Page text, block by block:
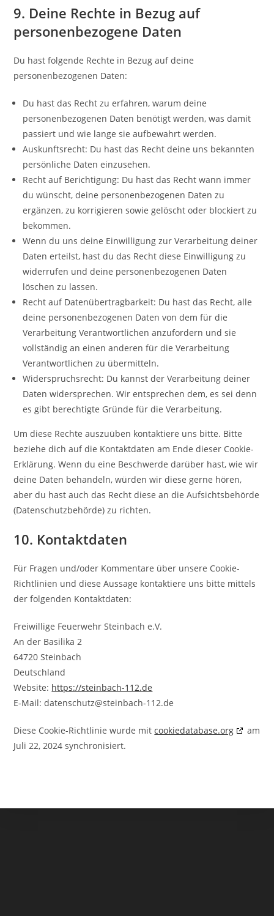
9. Deine Rechte in Bezug auf
personenbezogene Daten
Du hast folgende Rechte in Bezug auf deine
personenbezogenen Daten:
Du hast das Recht zu erfahren, warum deine
personenbezogenen Daten benötigt werden, was damit
passiert und wie lange sie aufbewahrt werden.
Auskunftsrecht: Du hast das Recht deine uns bekannten
persönliche Daten einzusehen.
Recht auf Berichtigung: Du hast das Recht wann immer
du wünscht, deine personenbezogenen Daten zu
ergänzen, zu korrigieren sowie gelöscht oder blockiert zu
bekommen.
Wenn du uns deine Einwilligung zur Verarbeitung deiner
Daten erteilst, hast du das Recht diese Einwilligung zu
widerrufen und deine personenbezogenen Daten
löschen zu lassen.
Recht auf Datenübertragbarkeit: Du hast das Recht, alle
deine personenbezogenen Daten von dem für die
Verarbeitung Verantwortlichen anzufordern und sie
vollständig an einen anderen für die Verarbeitung
Verantwortlichen zu übermitteln.
Widerspruchsrecht: Du kannst der Verarbeitung deiner
Daten widersprechen. Wir entsprechen dem, es sei denn
es gibt berechtigte Gründe für die Verarbeitung.
Um diese Rechte auszuüben kontaktiere uns bitte. Bitte
beziehe dich auf die Kontaktdaten am Ende dieser Cookie-
Erklärung. Wenn du eine Beschwerde darüber hast, wie wir
deine Daten behandeln, würden wir diese gerne hören,
aber du hast auch das Recht diese an die Aufsichtsbehörde
(Datenschutzbehörde) zu richten.
10. Kontaktdaten
Für Fragen und/oder Kommentare über unsere Cookie-
Richtlinien und diese Aussage kontaktiere uns bitte mittels
der folgenden Kontaktdaten:
Freiwillige Feuerwehr Steinbach e.V.
An der Basilika 2
64720 Steinbach
Deutschland
Website: https://steinbach-112.de
E-Mail:datenschutz@steinbach-112.de
Diese Cookie-Richtlinie wurde mitcookiedatabase.org
am
Juli 22, 2024 synchronisiert.